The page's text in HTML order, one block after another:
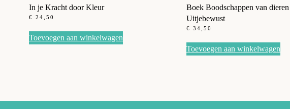
In je Kracht door Kleur
€ 24,50
Toevoegen aan winkelwagen
Boek Boodschappen van
Uitjebewust
€ 34,50
Toevoegen aan winkelwagen